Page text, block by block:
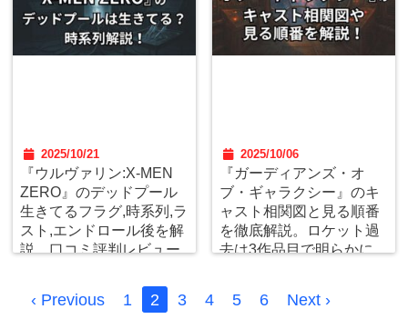
2025/10/21
『ウルヴァリン:X-MEN
ZERO』のデッドプール
生きてるフラグ,時系列,ラ
スト,エンドロール後を解
説。口コミ評判レビュー
2025/10/06
『ガーディアンズ・オ
ブ・ギャラクシー』のキ
ャスト相関図と見る順番
を徹底解説。ロケット過
去は3作品目で明らかに。
‹ Previous 1 2 3 4 5 6
Next ›